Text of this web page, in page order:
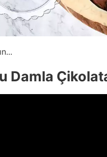
Damla